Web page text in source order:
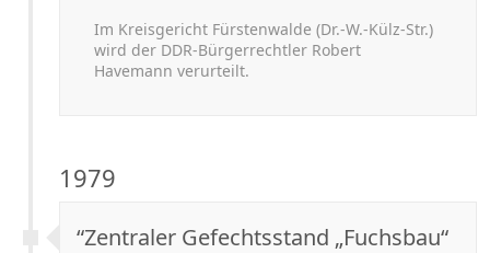
Im Kreisgericht Fürstenwalde (Dr.-W.-Külz-Str.)
wird der DDR-Bürgerrechtler Robert
Havemann verurteilt.
1979
“Zentraler Gefechtsstand „Fuchsbau“